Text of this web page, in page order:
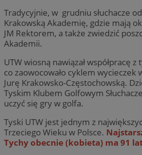
Tradycyjnie, w grudniu słuchacze
Krakowską Akademię, gdzie mają
JM Rektorem, a także zwiedzić
Akademii.
UTW wiosną nawiązał współpracę z
co zaowocowało cyklem wycieczek
Jurę Krakowsko-Częstochowską.
Tyskim Klubem Golfowym
uczyć się gry w golfa.
Tyski UTW jest jednym z
Trzeciego Wieku w Polsce.
Tychy obecnie (kobieta) ma 91